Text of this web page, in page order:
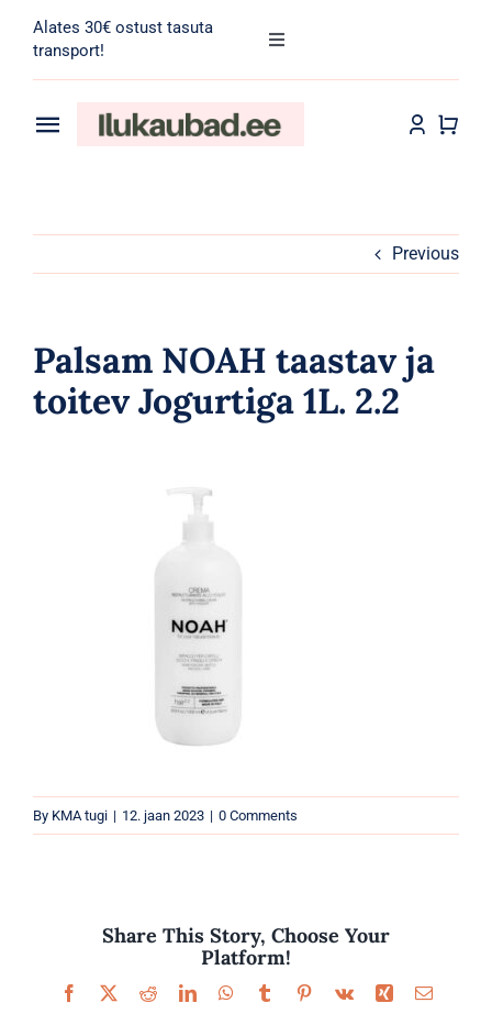
content
Alates 30€ ostust tasuta
transport!
Toggle
for:
Toggle
Meik
Previous
Palsam NOAH taastav ja
toitev Jogurtiga 1L. 2.2
By KMA tugi | 12. jaan 2023 | 0 Comments
Share This Story, Choose Your
Platform!
Facebook
X RedditLinkedInWhatsApp
TumblrPinterest
Vk Xing Email